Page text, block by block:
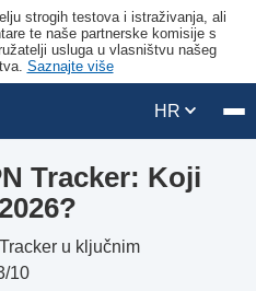
strogih testova i istraživanja, ali
te naše partnerske komisije s
usluga u vlasništvu našeg
Saznajte više
HR
Tracker: Koji
u ključnim
10